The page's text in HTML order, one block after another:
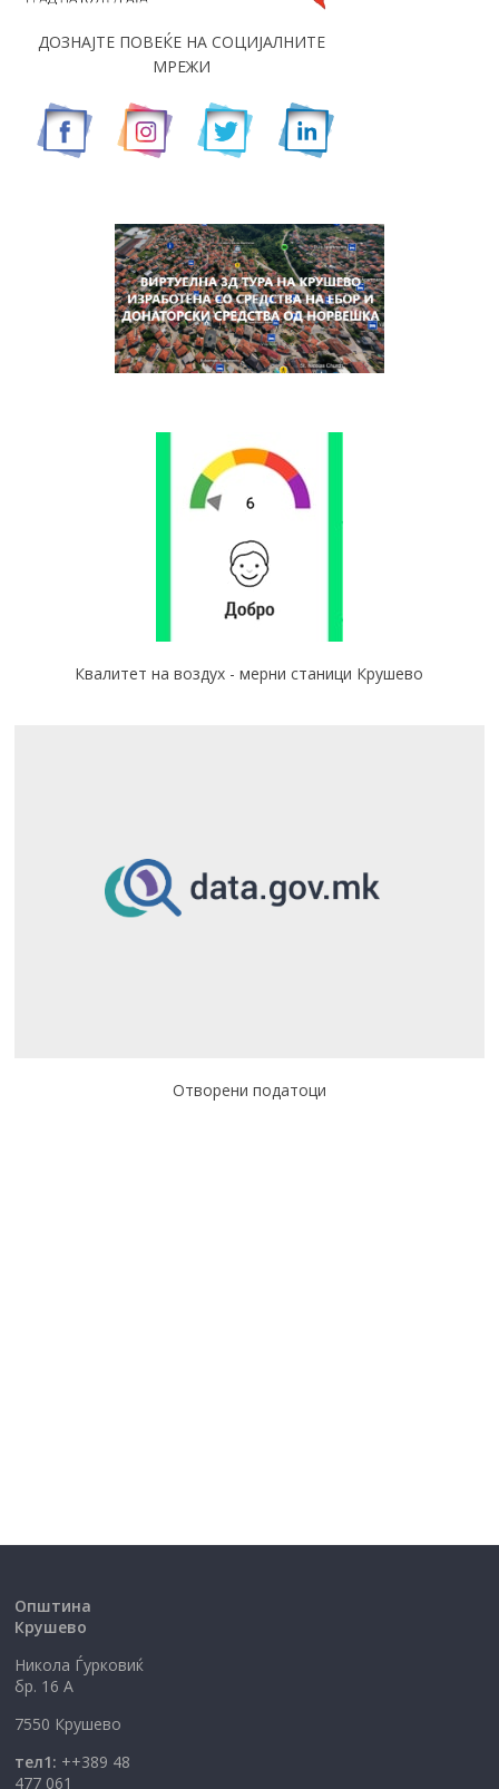
ДОЗНАЈТЕ ПОВЕЌЕ НА СОЦИЈАЛНИТЕ
МРЕЖИ
Квалитет на воздух - мерни станици Крушево
Отворени податоци
Општина
Крушево
Никола Ѓурковиќ
бр. 16 А
7550 Крушево
тел1: ++389 48
477 061